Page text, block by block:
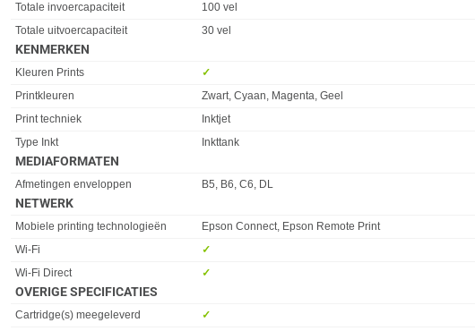
Totale invoercapaciteit
100 vel
Totale uitvoercapaciteit
30 vel
KENMERKEN
Eigenschap Waarde
Kleuren Prints
✓︎
Printkleuren
Zwart, Cyaan, Magenta, Geel
Print techniek
Inktjet
Type Inkt
Inkttank
MEDIAFORMATEN
Eigenschap Waarde
Afmetingen enveloppen B5, B6, C6, DL
NETWERK
Eigenschap Waarde
Mobiele printing technologieën
Epson Connect, Epson Remote Print
Wi-Fi
✓︎
Wi-Fi Direct
✓︎
OVERIGE SPECIFICATIES
Eigenschap Waarde
Cartridge(s) meegeleverd
✓︎